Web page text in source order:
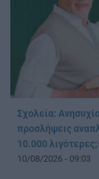
Σχολεία:
προσλήψεις
10.000
10/08/2026 - 09:03